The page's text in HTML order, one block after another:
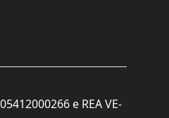
e REA VE-